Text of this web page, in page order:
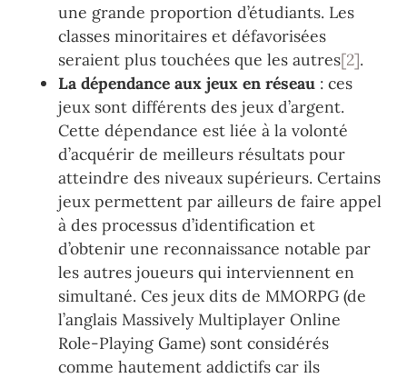
une grande proportion d’étudiants. Les
classes minoritaires et défavorisées
seraient plus touchées que les autres[2].
La dépendance aux jeux en réseau : ces
jeux sont différents des jeux d’argent.
Cette dépendance est liée à la volonté
d’acquérir de meilleurs résultats pour
atteindre des niveaux supérieurs. Certains
jeux permettent par ailleurs de faire appel
à des processus d’identification et
d’obtenir une reconnaissance notable par
les autres joueurs qui interviennent en
simultané. Ces jeux dits de MMORPG (de
l’anglais Massively Multiplayer Online
Role-Playing Game) sont considérés
comme hautement addictifs car ils